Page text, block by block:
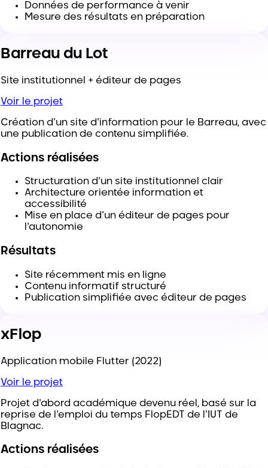
Données de performance à venir
Mesure des résultats en préparation
Barreau du Lot
Site institutionnel + éditeur de pages
Voir le projet
Création d'un site d'information pour le Barreau, avec
une publication de contenu simplifiée.
Actions réalisées
Structuration d'un site institutionnel clair
Architecture orientée information et
accessibilité
Mise en place d'un éditeur de pages pour
l'autonomie
Résultats
Site récemment mis en ligne
Contenu informatif structuré
Publication simplifiée avec éditeur de pages
xFlop
Application mobile Flutter (2022)
Voir le projet
Projet d'abord académique devenu réel, basé sur la
reprise de l'emploi du temps FlopEDT de l'IUT de
Blagnac.
Actions réalisées